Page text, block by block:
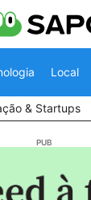
Local
& Startups